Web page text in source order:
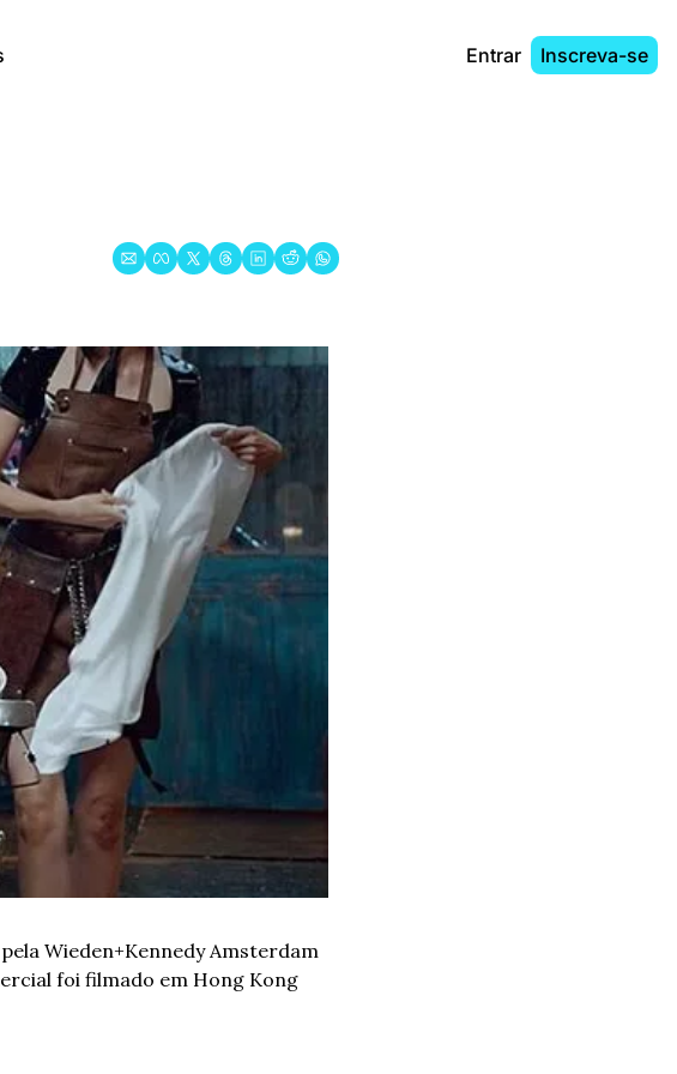
Entrar Inscreva-se
Wieden+Kennedy Amsterdam
foi filmado em Hong Kong